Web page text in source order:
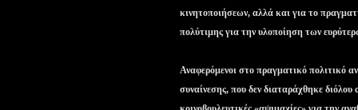
κινητοποιήσεων, αλλά και για το
πολύτιμης για την υλοποίηση των
Αναφερόμενοι στο πραγματικό πολιτικό
συναίνεσης, που δεν διαταράχθηκε διόλου